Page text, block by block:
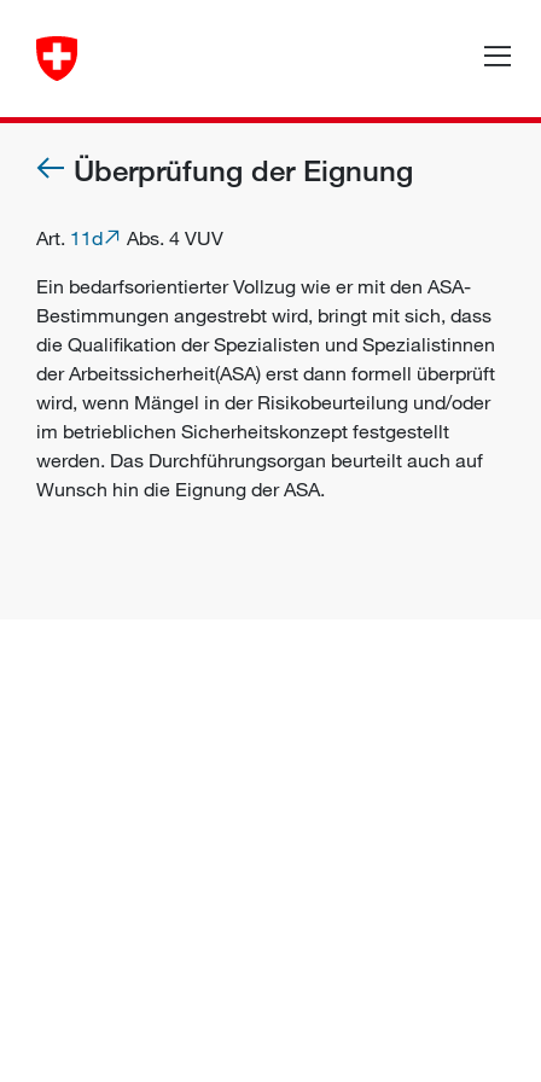
Überprüfung der Eignung
Art. 11d
Abs. 4 VUV
Ein bedarfsorientierter Vollzug wie er mit den ASA-
Bestimmungen angestrebt wird, bringt mit sich, dass
die Qualifikation der Spezialisten und Spezialistinnen
der Arbeitssicherheit(ASA) erst dann formell überprüft
wird, wenn Mängel in der Risikobeurteilung und/oder
im betrieblichen Sicherheitskonzept festgestellt
werden. Das Durchführungsorgan beurteilt auch auf
Wunsch hin die Eignung der ASA.